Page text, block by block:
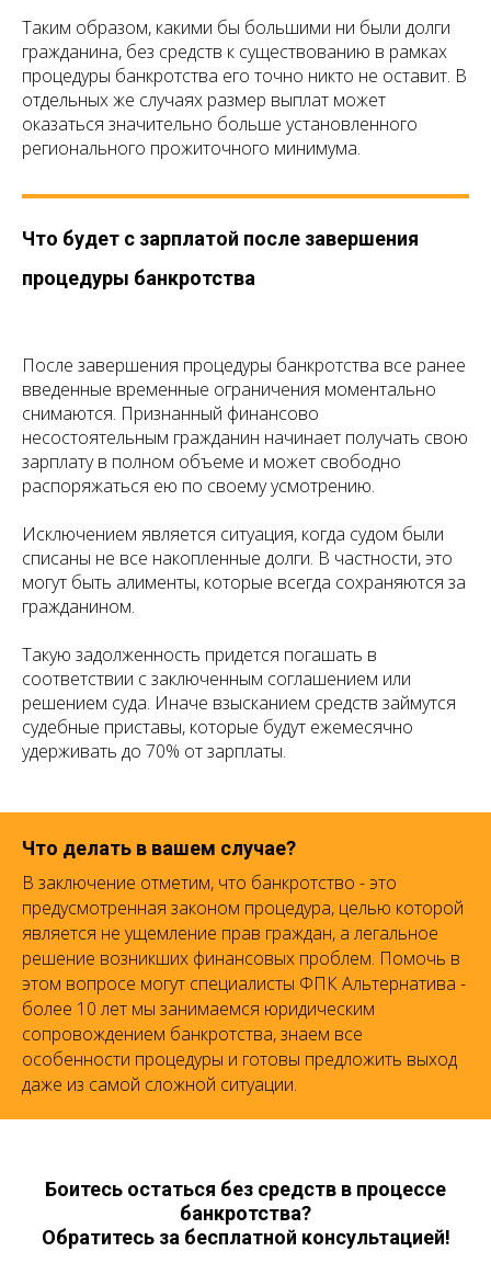
Таким образом, какими бы большими ни были долги
гражданина, без средств к существованию в рамках
процедуры банкротства его точно никто не оставит. В
отдельных же случаях размер выплат может
оказаться значительно больше установленного
регионального прожиточного минимума.
Что будет с зарплатой после завершения
процедуры банкротства
После завершения процедуры банкротства все ранее
введенные временные ограничения моментально
снимаются. Признанный финансово
несостоятельным гражданин начинает получать свою
зарплату в полном объеме и может свободно
распоряжаться ею по своему усмотрению.
Исключением является ситуация, когда судом были
списаны не все накопленные долги. В частности, это
могут быть алименты, которые всегда сохраняются за
гражданином.
Такую задолженность придется погашать в
соответствии с заключенным соглашением или
решением суда. Иначе взысканием средств займутся
судебные приставы, которые будут ежемесячно
удерживать до 70% от зарплаты.
Что делать в вашем случае?
В заключение отметим, что банкротство - это
предусмотренная законом процедура, целью которой
является не ущемление прав граждан, а легальное
решение возникших финансовых проблем. Помочь в
этом вопросе могут специалисты ФПК Альтернатива -
более 10 лет мы занимаемся юридическим
сопровождением банкротства, знаем все
особенности процедуры и готовы предложить выход
даже из самой сложной ситуации.
Боитесь остаться без средств в процессе
банкротства?
Обратитесь за бесплатной консультацией!